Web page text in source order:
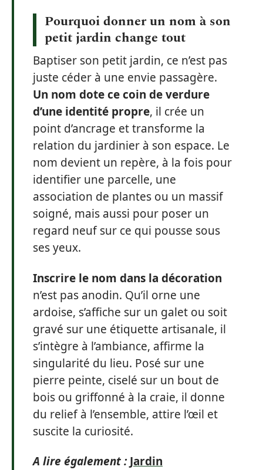
Pourquoi donner un nom à son
petit jardin change tout
Baptiser son petit jardin, ce n’est pas
juste céder à une envie passagère.
Un nom dote ce coin de verdure
d’une identité propre, il crée un
point d’ancrage et transforme la
relation du jardinier à son espace. Le
nom devient un repère, à la fois pour
identifier une parcelle, une
association de plantes ou un massif
soigné, mais aussi pour poser un
regard neuf sur ce qui pousse sous
ses yeux.
Inscrire le nom dans la décoration
n’est pas anodin. Qu’il orne une
ardoise, s’affiche sur un galet ou soit
gravé sur une étiquette artisanale, il
s’intègre à l’ambiance, affirme la
singularité du lieu. Posé sur une
pierre peinte, ciselé sur un bout de
bois ou griffonné à la craie, il donne
du relief à l’ensemble, attire l’œil et
suscite la curiosité.
A lire également : Jardin